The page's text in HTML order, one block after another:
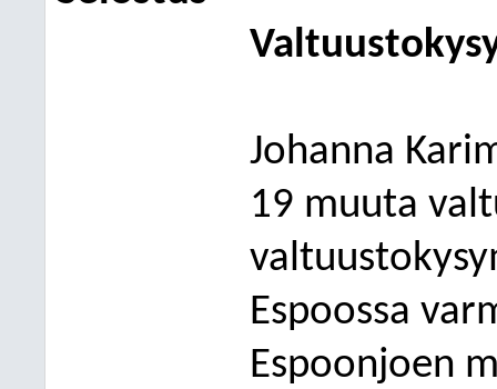
Johanna
19 muuta
Espoossa
Espoonjoen